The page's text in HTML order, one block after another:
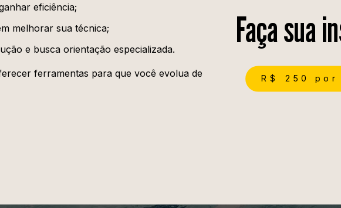
eficiência;
melhorar sua técnica;
e busca orientação especializada.
ferramentas para que você evolua de
Faça sua
R$ 250 por